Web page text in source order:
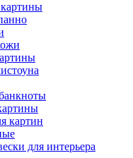
картин
для интерьера